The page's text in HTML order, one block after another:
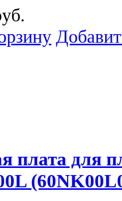
плата для